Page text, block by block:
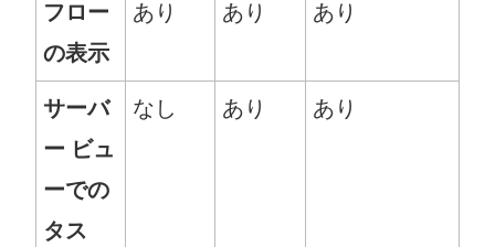
フロー
の表示
あり あり あり
サーバ
ー ビュ
ーでの
タス
なし あり あり